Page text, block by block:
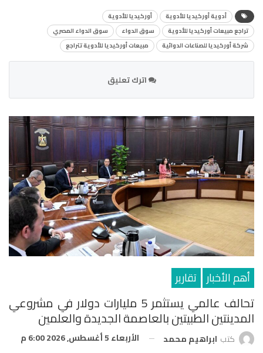
أدوية أوركيديا للأدوية
أوركيديا للأدوية
تراجع مبيعات أوركيديا للأدوية
سوق الدواء
سوق الدواء المصري
شركة أوركيديا للصناعات الدوائية
مبيعات أوركيديا للأدوية تتراجع
اترك تعليق
أهم الأخبار تقارير
تحالف عالمي يستثمر 5 مليارات دولار في مشروعي
المدينتين الطبيتين بالعاصمة الجديدة والعلمين
كتب ابراهيم محمد الأربعاء 5 أغسطس, 2026 6:00 م